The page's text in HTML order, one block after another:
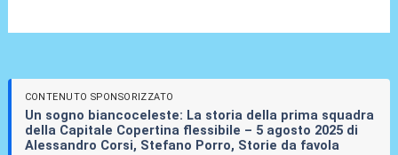
CONTENUTO SPONSORIZZATO
Un sogno biancoceleste: La storia della prima squadra
della Capitale Copertina flessibile – 5 agosto 2025 di
Alessandro Corsi, Stefano Porro, Storie da favola